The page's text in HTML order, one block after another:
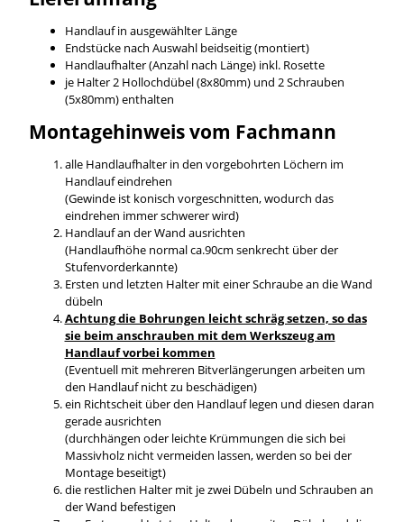
Handlauf in ausgewählter Länge
Endstücke nach Auswahl beidseitig (montiert)
Handlaufhalter (Anzahl nach Länge) inkl. Rosette
je Halter 2 Hollochdübel (8x80mm) und 2 Schrauben
(5x80mm) enthalten
Montagehinweis vom Fachmann
alle Handlaufhalter in den vorgebohrten Löchern im
Handlauf eindrehen
(Gewinde ist konisch vorgeschnitten, wodurch das
eindrehen immer schwerer wird)
Handlauf an der Wand ausrichten
(Handlaufhöhe normal ca.90cm senkrecht über der
Stufenvorderkannte)
Ersten und letzten Halter mit einer Schraube an die Wand
dübeln
Achtung die Bohrungen leicht schräg setzen, so das
sie beim anschrauben mit dem Werkszeug am
Handlauf vorbei kommen
(Eventuell mit mehreren Bitverlängerungen arbeiten um
den Handlauf nicht zu beschädigen)
ein Richtscheit über den Handlauf legen und diesen daran
gerade ausrichten
(durchhängen oder leichte Krümmungen die sich bei
Massivholz nicht vermeiden lassen, werden so bei der
Montage beseitigt)
die restlichen Halter mit je zwei Dübeln und Schrauben an
der Wand befestigen